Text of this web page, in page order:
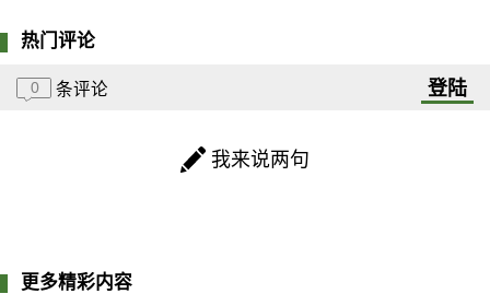
热门评论
0 条评论 登陆
我来说两句
更多精彩内容